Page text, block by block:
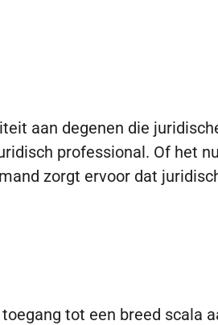
aan degenen die
professional. Of het
zorgt ervoor dat
tot een breed